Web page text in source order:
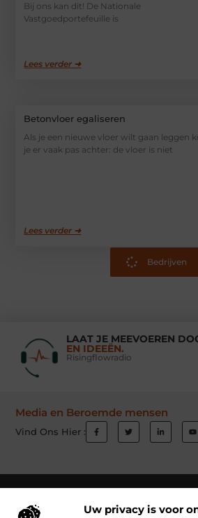
Uw privacy is voor
Bij ons kan dit! De Nationale
Vastgoedportefeuille is
Lees verder ➜
Betonvloer egaliseren
Als je een nieuwe vloer wilt gaan leggen
je er vaak pas achter: de vloer is niet
Lees verder ➜
Bedrijven
LAAT JE MEEVOEREN
EN IDEEËN.
Risingflowradio
Media en Beroemde mensen
Vind Ons Hier :